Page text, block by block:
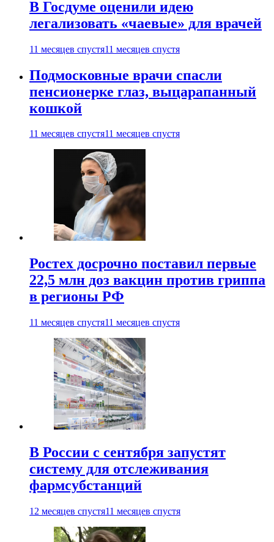
В Госдуме оценили идею
легализовать «чаевые» для врачей
11 месяцев спустя11 месяцев спустя
Подмосковные врачи спасли
пенсионерке глаз, выцарапанный
кошкой
11 месяцев спустя11 месяцев спустя
Ростех досрочно поставил первые
22,5 млн доз вакцин против гриппа
в регионы РФ
11 месяцев спустя11 месяцев спустя
В России с сентября запустят
систему для отслеживания
фармсубстанций
12 месяцев спустя11 месяцев спустя